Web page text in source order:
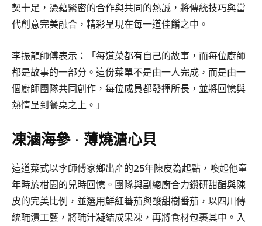
契十足，憑藉緊密的合作與共同的熱誠，將傳統技巧與當
代創意完美融合，精彩呈現在每一道佳餚之中。
李振龍師傅表示：「每道菜都有自己的故事，而每位廚師
都是故事的一部分。這份菜單不是由一人完成，而是由一
個廚師團隊共同創作，每位成員都發揮所長，並將回憶與
熱情呈到餐桌之上。」
凍滷海參 · 薄燒溏心貝
這道菜式以李師傅家鄉出產的25年陳皮為起點，喚起他童
年時於柑園的兒時回憶。團隊與副總廚合力鑽研甜醋與陳
皮的完美比例，並選用鮮紅蕃茄與酸甜樹番茄，以四川傳
統醃漬工藝，將醃汁凝結成果凍，再將食材包裹其中。入